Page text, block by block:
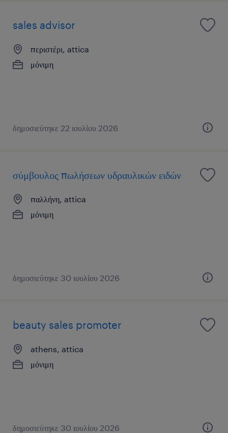
sales advisor
περιστέρι, attica
μόνιμη
δημοσιεύτηκε 22 ιουλίου 2026
σύμβουλος πωλήσεων υδραυλικών ειδών
παλλήνη, attica
μόνιμη
δημοσιεύτηκε 30 ιουλίου 2026
beauty sales promoter
athens, attica
μόνιμη
δημοσιεύτηκε 30 ιουλίου 2026